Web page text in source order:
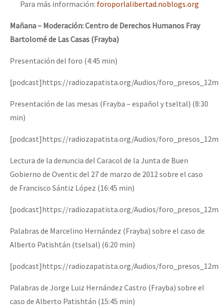
Para más información: foroporlalibertad.noblogs.org
Mañana – Moderación: Centro de Derechos Humanos Fray
Bartolomé de Las Casas (Frayba)
Presentación del foro (4:45 min)
[podcast]https://radiozapatista.org/Audios/
Presentación de las mesas (Frayba – español y tseltal) (8:30
min)
[podcast]https://radiozapatista.org/Audios/
Lectura de la denuncia del Caracol de la Junta de Buen
Gobierno de Oventic del 27 de marzo de 2012 sobre el caso
de Francisco Sántiz López (16:45 min)
[podcast]https://radiozapatista.org/Audios/
Palabras de Marcelino Hernández (Frayba) sobre el caso de
Alberto Patishtán (tselsal) (6:20 min)
[podcast]https://radiozapatista.org/Audios/
Palabras de Jorge Luiz Hernández Castro (Frayba) sobre el
caso de Alberto Patishtán (15:45 min)